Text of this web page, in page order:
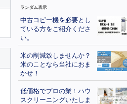
ランダム表示
中古コピー機を必要とし
ている方をご紹介くださ
い。
米の削減致しませんか？
米のことなら当社におま
かせ！
低価格でプロの業！ハウ
スクリーニングいたしま